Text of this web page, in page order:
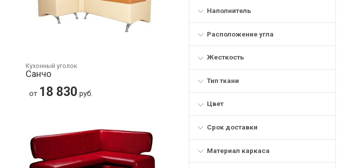
Наполнитель
Расположение угла
Жесткость
Тип ткани
Цвет
Срок доставки
Материал каркаса
Кухонный уголок
Санчо
от 18 830 руб.